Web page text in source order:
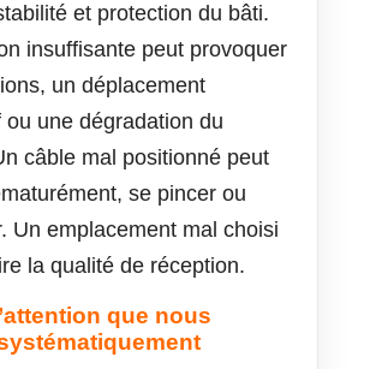
et protection du bâti.
insuffisante peut provoquer
un déplacement
ou une dégradation du
câble mal positionné peut
se pincer ou
Un emplacement mal choisi
la qualité de réception.
que nous